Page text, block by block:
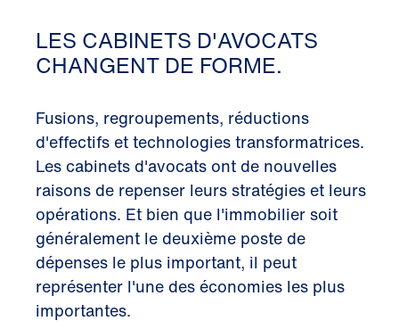
LES CABINETS D'AVOCATS
CHANGENT DE FORME.
Fusions, regroupements, réductions
d'effectifs et technologies transformatrices.
Les cabinets d'avocats ont de nouvelles
raisons de repenser leurs stratégies et leurs
opérations. Et bien que l'immobilier soit
généralement le deuxième poste de
dépenses le plus important, il peut
représenter l'une des économies les plus
importantes.